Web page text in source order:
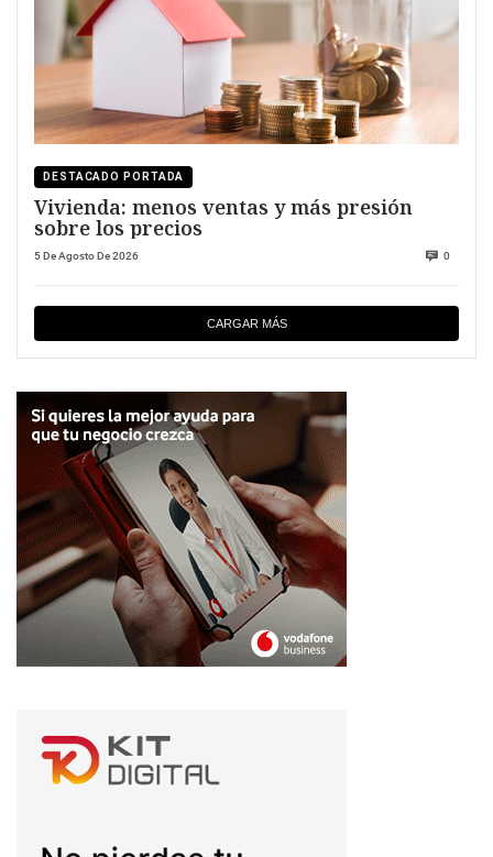
DESTACADO PORTADA
Vivienda: menos ventas y más presión
sobre los precios
5 De Agosto De 2026 0
CARGAR MÁS